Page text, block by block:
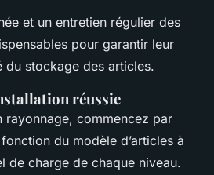
et un entretien régulier des
pour garantir leur
du stockage des articles.
réussie
rayonnage, commencez par
du modèle d’articles à
de charge de chaque niveau.